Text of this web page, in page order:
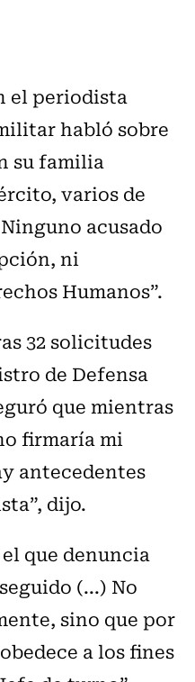
el periodista
habló sobre
su familia
varios de
acusado
ni
Humanos”.
32 solicitudes
de Defensa
que mientras
firmaría mi
antecedentes
dijo.
el que denuncia
(...) No
sino que por
a los fines